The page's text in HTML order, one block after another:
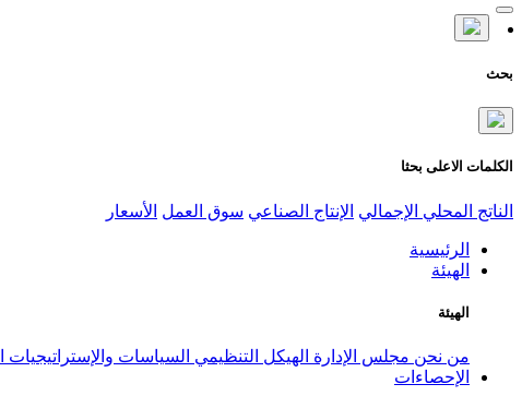
بحث
الكلمات الاعلى بحثا
الناتج المحلي الإجمالي الإنتاج الصناعي سوق العمل الأسعار
الرئيسية
الهيئة
الهيئة
من نحن مجلس الإدارة الهيكل التنظيمي السياسات والإستراتيجيات
الإحصاءات